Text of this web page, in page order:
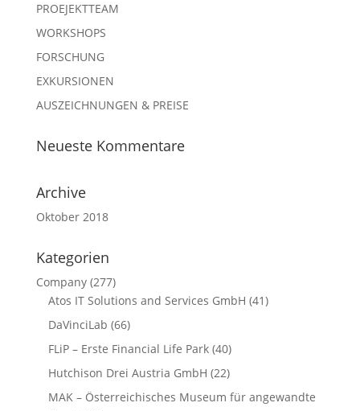
PROEJEKTTEAM
WORKSHOPS
FORSCHUNG
EXKURSIONEN
AUSZEICHNUNGEN & PREISE
Neueste Kommentare
Archive
Oktober 2018
Kategorien
Company(277)
Atos IT Solutions and Services GmbH (41)
DaVinciLab (66)
FLiP – Erste Financial Life Park(40)
Hutchison Drei Austria GmbH (22)
MAK – Österreichisches Museum für angewandte